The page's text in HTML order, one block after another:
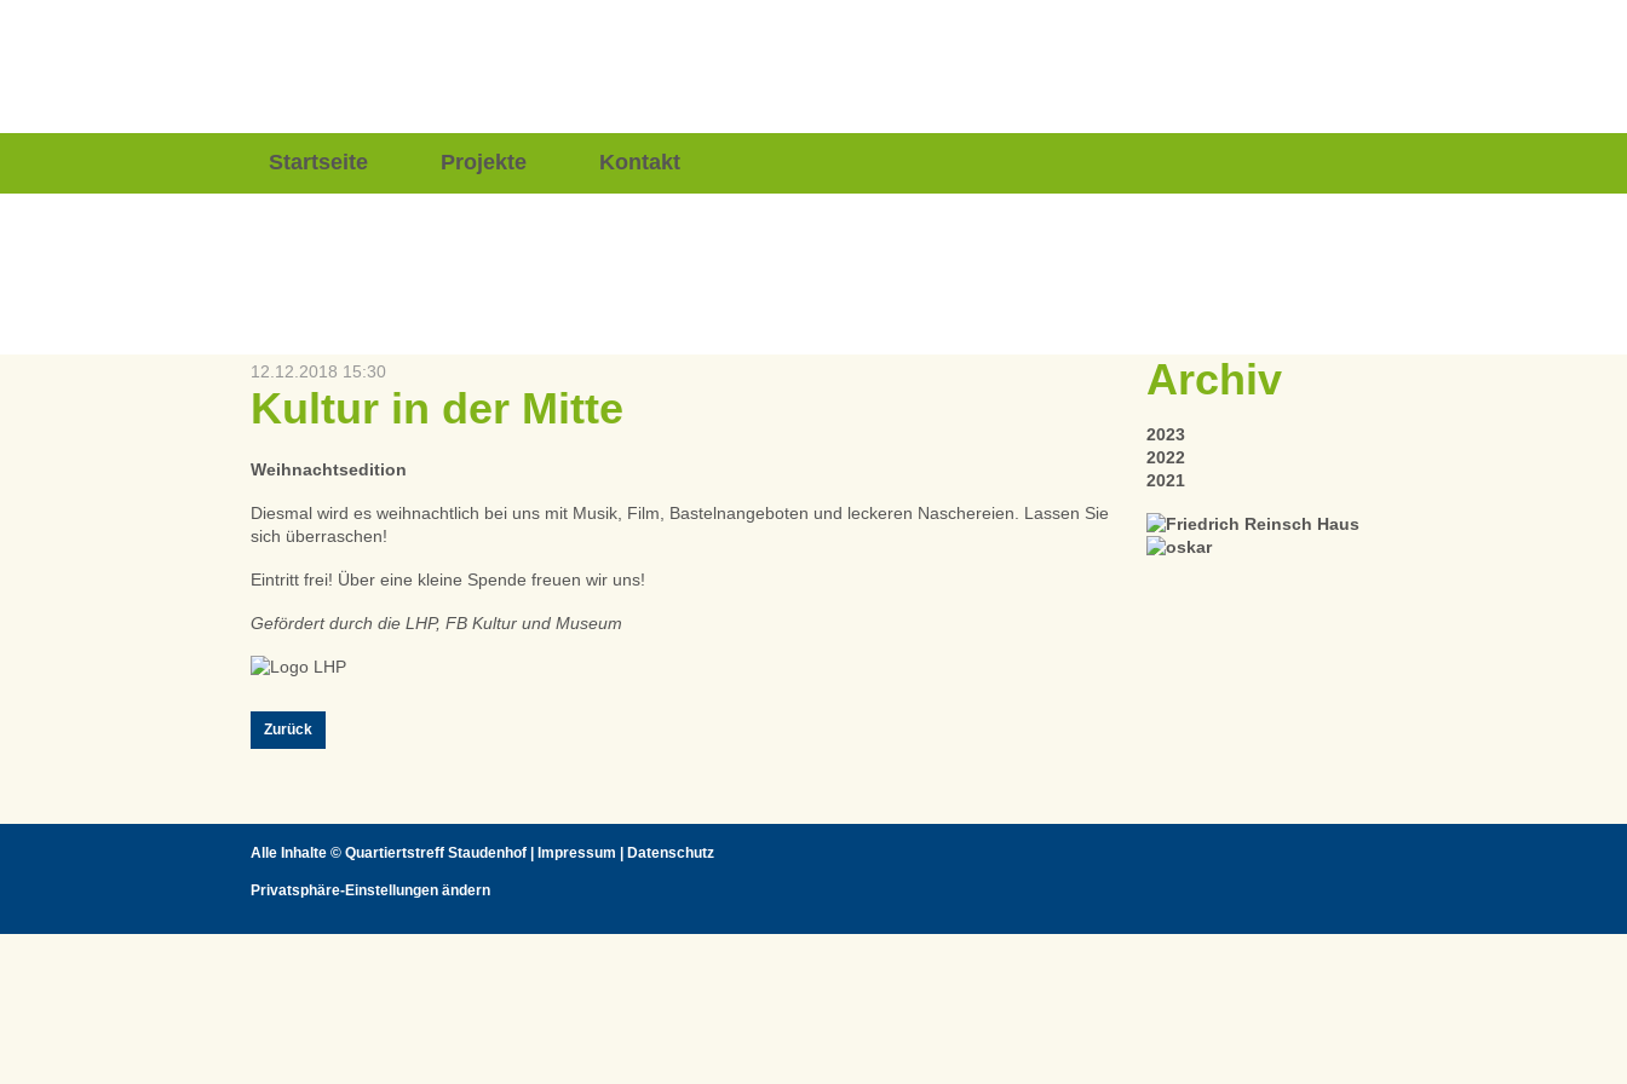
Startseite Projekte Kontakt
12.12.2018 15:30
Kultur in der Mitte
Weihnachtsedition
Diesmal wird es weihnachtlich bei uns mit Musik, Film, Bastelnangeboten und leckeren Naschereien. Lassen Sie
sich überraschen!
Eintritt frei! Über eine kleine Spende freuen wir uns!
Gefördert durch die LHP, FB Kultur und Museum
Zurück
Archiv
2023
2022
2021
Alle Inhalte © Quartiertstreff Staudenhof Impressum Datenschutz
Privatsphäre-Einstellungen ändern